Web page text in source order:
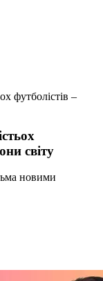
футболістів –
світу
новими